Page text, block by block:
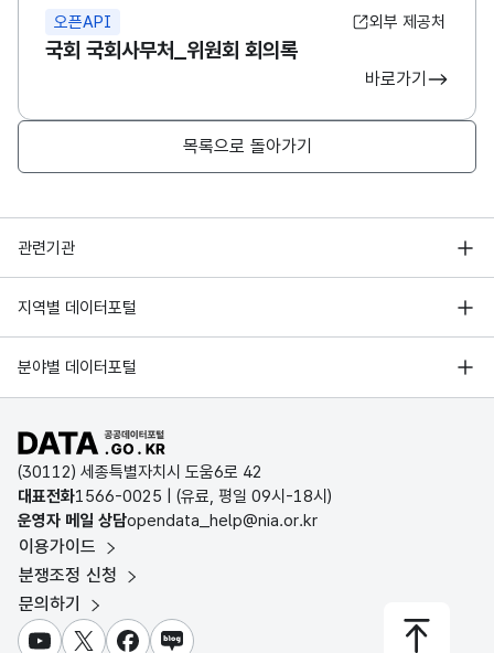
오픈API 외부 제공처
국회 국회사무처_위원회 회의록
바로가기
목록으로 돌아가기
관련기관
행정안전부
한국지능정보사회진흥원
국가정보자원관리원
지역별 데이터포털
서울 열린데이터광장
경기데이터드림
D-데이터허브
인천데이터포털
울산광역시 데이터포털
전남광주통합특별시 빅데이터 플랫폼
대전광역시 데이터포털
세종특별자치시 데이터포털
분야별 데이터포털
기상자료개방포털
국토교통부 공간정보오픈플랫폼
환경부 환경데이터포털
문화데이터광장
농림축산식품 공공데이터포털
보건의료빅데이터개방시스템
식품의약품안전처 데이터포털
교육통계서비스
공공데이터포털 바로가기
(30112) 세종특별자치시 도움6로 42
대표전화1566-0025 | (유료, 평일 09시-18시)
운영자 메일 상담opendata_help@nia.or.kr
이용가이드
분쟁조정 신청
문의하기